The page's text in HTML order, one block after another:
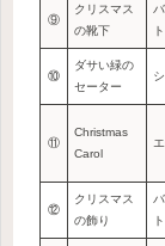
⑨
クリスマス
の靴下
⑩
ダサい緑の
セーター
⑪
Christmas
Carol
⑫
クリスマス
の飾り